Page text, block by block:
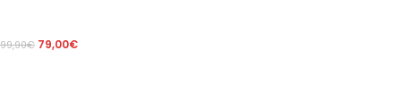
99,90€ 79,00€